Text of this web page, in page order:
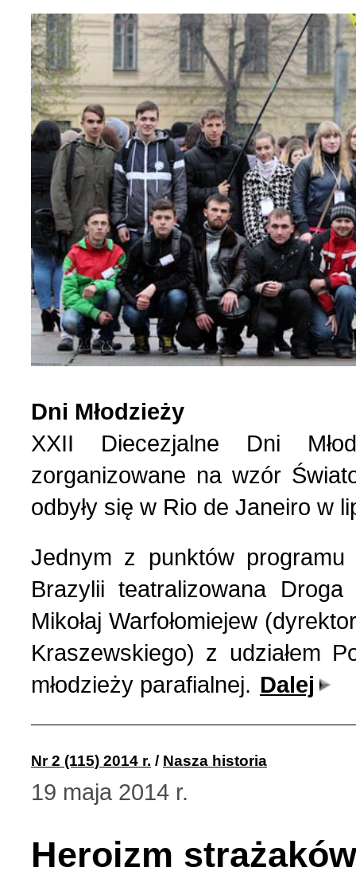
Dni Młodzieży
XXII Diecezjalne Dni
zorganizowane na wzór
odbyły się w Rio de Janeiro w
Jednym z punktów
Brazylii teatralizowana Droga
Mikołaj Warfołomiejew
Kraszewskiego) z udziałem
młodzieży parafialnej. Dalej
Nr 2 (115) 2014 r. / Nasza historia
19 maja 2014 r.
Heroizm